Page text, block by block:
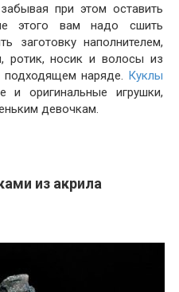
при этом оставить
этого вам надо сшить
заготовку наполнителем,
ротик, носик и волосы из
наряде. Куклы
и оригинальные игрушки,
девочкам.
из акрила